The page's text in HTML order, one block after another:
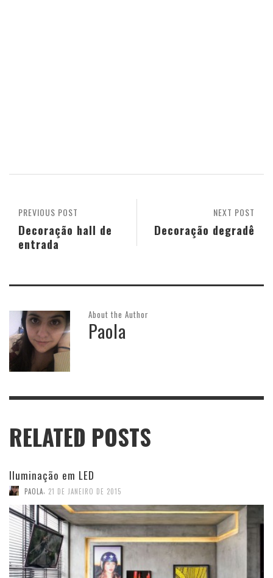
NEXT POST
Decoração degradê
PREVIOUS POST
Decoração hall de
entrada
About the Author
Paola
RELATED POSTS
Iluminação em LED
PAOLA 21 DE JANEIRO DE 2015